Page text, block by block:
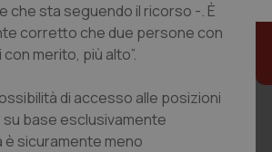
che sta seguendo il ricorso -. È
corretto che due persone con
merito, più alto”.
di accesso alle posizioni
base esclusivamente
sicuramente meno